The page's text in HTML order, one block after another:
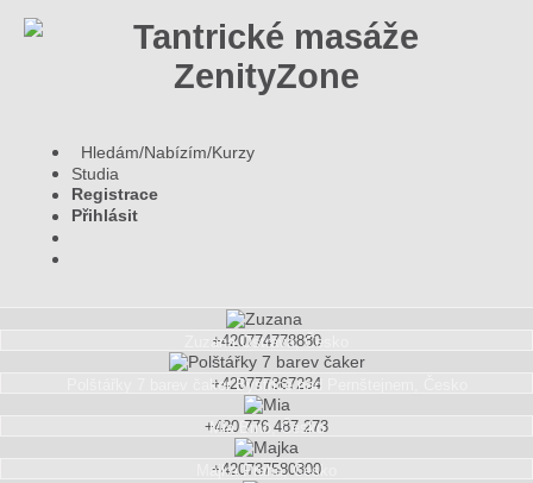
Hledám/Nabízím/Kurzy
Studia
Registrace
Přihlásit
Zuzana Ostrava, Česko
+420774778880
Polštářky 7 barev čaker Bystřice nad Pernštejnem, Česko
+420777367234
Mia Brno, Česko
+420 776 487 273
Majka Praha, Česko
+420737580300